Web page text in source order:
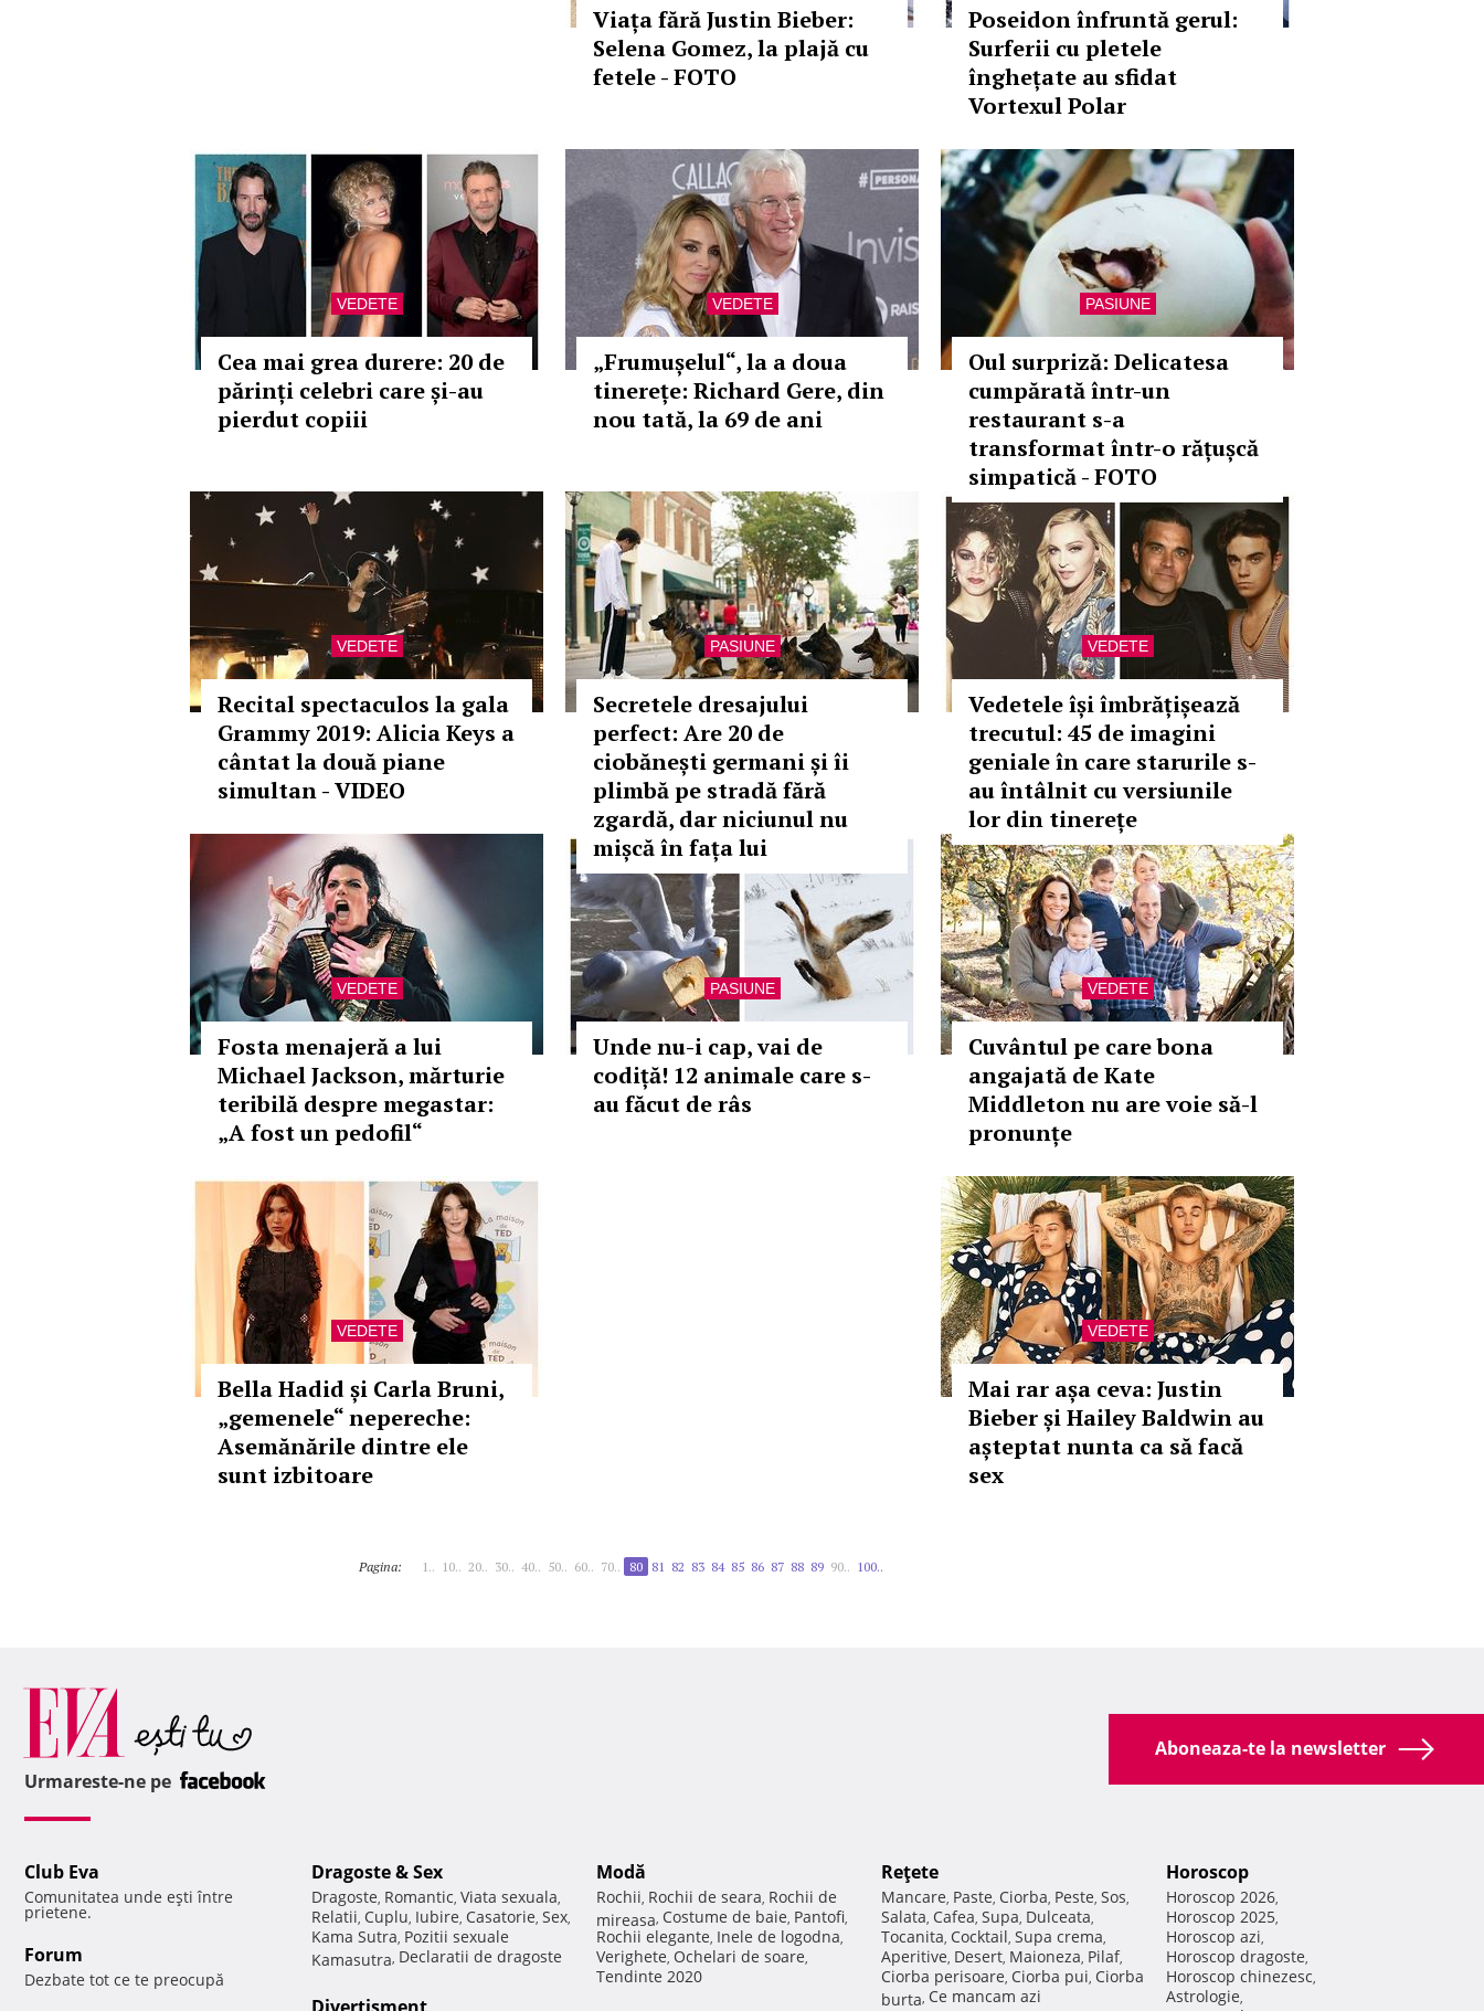
Viața fără Justin Bieber:
Selena Gomez, la plajă cu
fetele - FOTO
Poseidon înfruntă gerul:
Surferii cu pletele
înghețate au sfidat
Vortexul Polar
VEDETE
Cea mai grea durere: 20 de
părinți celebri care și-au
pierdut copiii
VEDETE
„Frumușelul“, la a doua
tinerețe: Richard Gere, din
nou tată, la 69 de ani
PASIUNE
Oul surpriză: Delicatesa
cumpărată într-un
restaurant s-a
transformat într-o rățușcă
simpatică - FOTO
VEDETE
Recital spectaculos la gala
Grammy 2019: Alicia Keys a
cântat la două piane
simultan - VIDEO
PASIUNE
Secretele dresajului
perfect: Are 20 de
ciobănești germani și îi
plimbă pe stradă fără
zgardă, dar niciunul nu
mișcă în fața lui
VEDETE
Vedetele își îmbrățișează
trecutul: 45 de imagini
geniale în care starurile s-
au întâlnit cu versiunile
lor din tinerețe
VEDETE
Fosta menajeră a lui
Michael Jackson, mărturie
teribilă despre megastar:
„A fost un pedofil“
PASIUNE
Unde nu-i cap, vai de
codiță! 12 animale care s-
au făcut de râs
VEDETE
Cuvântul pe care bona
angajată de Kate
Middleton nu are voie să-l
pronunțe
VEDETE
Bella Hadid și Carla Bruni,
„gemenele“ nepereche:
Asemănările dintre ele
sunt izbitoare
VEDETE
Mai rar așa ceva: Justin
Bieber și Hailey Baldwin au
așteptat nunta ca să facă
sex
Pagina: 1.. 10.. 20.. 30.. 40.. 50.. 60.. 70.. 80 81 82 83 84 85 86 87 88 89 90.. 100..
Aboneaza-te la newsletter
Urmareste-ne pe
Club Eva
Comunitatea unde eşti între
prietene.
Forum
Dezbate tot ce te preocupă
Dragoste & Sex
Dragoste, Romantic, Viata sexuala,
Relatii, Cuplu, Iubire, Casatorie, Sex,
Kama Sutra, Pozitii sexuale
Kamasutra, Declaratii de dragoste
Modă
Rochii, Rochii de seara, Rochii de
mireasa, Costume de baie, Pantofi,
Rochii elegante, Inele de logodna,
Verighete, Ochelari de soare,
Tendinte 2020
Reţete
Mancare, Paste, Ciorba, Peste, Sos,
Salata, Cafea, Supa, Dulceata,
Tocanita, Cocktail, Supa crema,
Aperitive, Desert, Maioneza, Pilaf,
Ciorba perisoare, Ciorba pui, Ciorba
burta, Ce mancam azi
Horoscop
Horoscop 2026,
Horoscop 2025,
Horoscop azi,
Horoscop dragoste,
Horoscop chinezesc,
Astrologie,